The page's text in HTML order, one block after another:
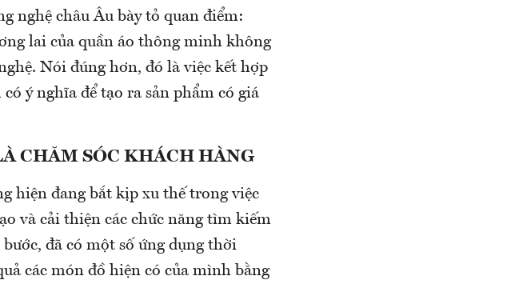
nghệ châu Âu bày tỏ quan điểm:
lai của quần áo thông minh không
Nói đúng hơn, đó là việc kết hợp
ý nghĩa để tạo ra sản phẩm có giá
CHĂM SÓC KHÁCH HÀNG
hiện đang bắt kịp xu thế trong việc
và cải thiện các chức năng tìm kiếm
đã có một số ứng dụng thời
các món đồ hiện có của mình bằng